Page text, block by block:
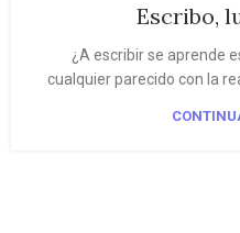
Escribo,
¿A escribir se aprende
cualquier parecido con la